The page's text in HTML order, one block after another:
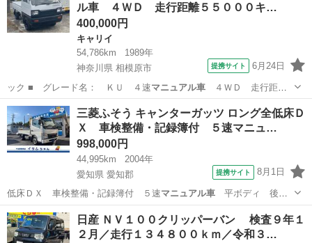
ル車 ４ＷＤ 走行距離５５０００キ…
400,000円
キャリイ
54,786km
1989年
神奈川県 相模原市
提携サイト 6月24日
ック ■ グレード名： ＫＵ ４速マニュアル車４ＷＤ 走行距離
５５０００キロ …
神奈川 相模原市 キャリイ
三菱ふそう キャンターガッツ ロング全低床Ｄ
Ｘ 車検整備・記録簿付 ５速マニュ…
998,000円
44,995km
2004年
愛知県 愛知郡
提携サイト 8月1日
低床ＤＸ 車検整備・記録簿付 ５速マニュアル車平ボディ 後輪
ダブルタイヤ 最大…
愛知 愛知郡 その他
日産 ＮＶ１００クリッパーバン 検査９年１
２月／走行１３４８００ｋｍ／令和３…